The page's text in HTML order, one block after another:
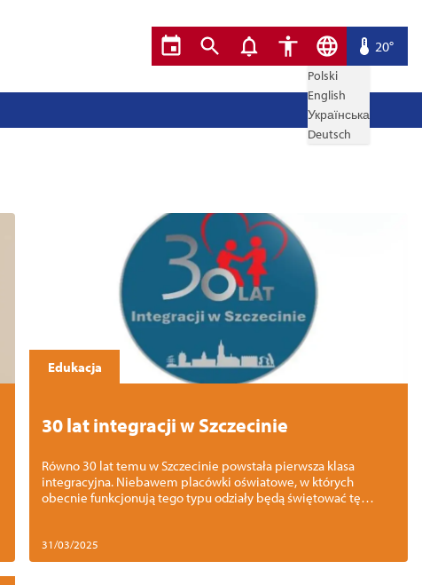
Polski
English
Українська
Deutsch
20°
Edukacja
30 lat integracji w Szczecinie
Równo 30 lat temu w Szczecinie powstała pierwsza klasa
integracyjna. Niebawem placówki oświatowe, w których
obecnie funkcjonują tego typu odziały będą świętować tę
31/03/2025